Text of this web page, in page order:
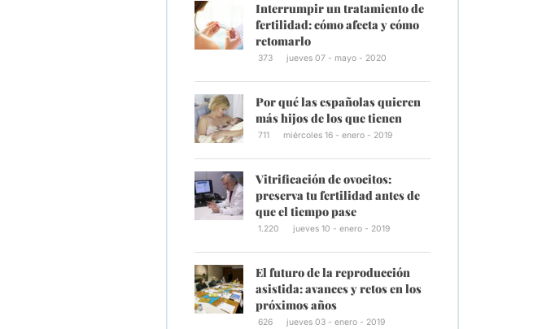
Interrumpir un tratamiento de
fertilidad: cómo afecta y cómo
retomarlo
373 jueves 07 - mayo - 2020
Por qué las españolas quieren
más hijos de los que tienen
711 miércoles 16 - enero - 2019
Vitrificación de ovocitos:
preserva tu fertilidad antes de
que el tiempo pase
1.220 jueves 10 - enero - 2019
El futuro de la reproducción
asistida: avances y retos en los
próximos años
626 jueves 03 - enero - 2019